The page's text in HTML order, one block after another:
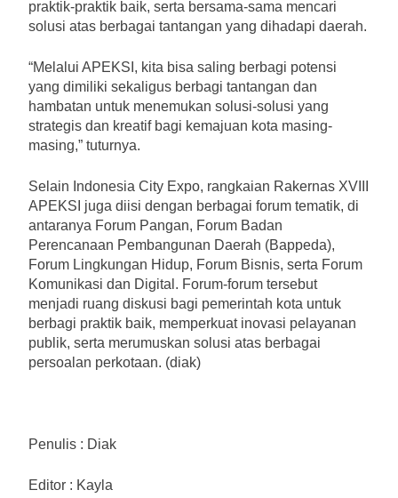
praktik-praktik baik, serta bersama-sama mencari
solusi atas berbagai tantangan yang dihadapi daerah.
“Melalui APEKSI, kita bisa saling berbagi potensi
yang dimiliki sekaligus berbagi tantangan dan
hambatan untuk menemukan solusi-solusi yang
strategis dan kreatif bagi kemajuan kota masing-
masing,” tuturnya.
Selain Indonesia City Expo, rangkaian Rakernas XVIII
APEKSI juga diisi dengan berbagai forum tematik, di
antaranya Forum Pangan, Forum Badan
Perencanaan Pembangunan Daerah (Bappeda),
Forum Lingkungan Hidup, Forum Bisnis, serta Forum
Komunikasi dan Digital. Forum-forum tersebut
menjadi ruang diskusi bagi pemerintah kota untuk
berbagi praktik baik, memperkuat inovasi pelayanan
publik, serta merumuskan solusi atas berbagai
persoalan perkotaan. (diak)
Penulis : Diak
Editor : Kayla